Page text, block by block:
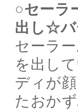
○セーラ
出し☆
セーラ
を出し
ディが
たおか